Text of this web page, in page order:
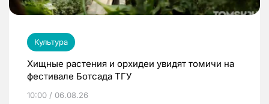
Культура
Хищные растения и орхидеи увидят томичи на
фестивале Ботсада ТГУ
10:00 / 06.08.26